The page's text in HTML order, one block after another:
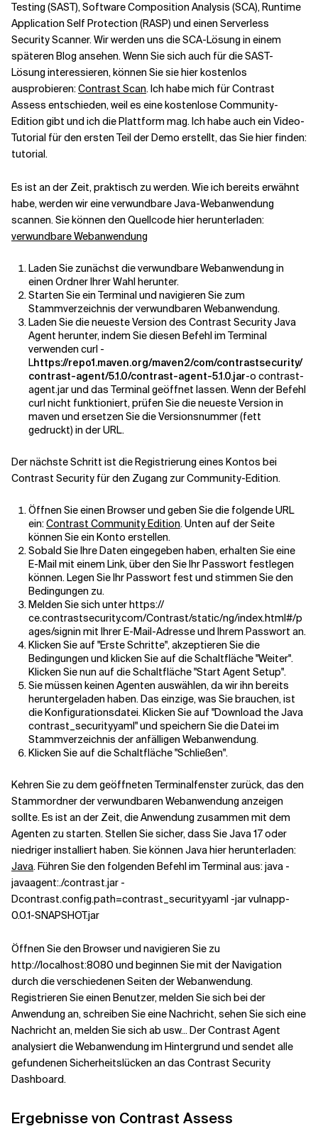
Testing (SAST), Software Composition Analysis (SCA), Runtime
Application Self Protection (RASP) und einen Serverless
Security Scanner. Wir werden uns die SCA-Lösung in einem
späteren Blog ansehen. Wenn Sie sich auch für die SAST-
Lösung interessieren, können Sie sie hier kostenlos
ausprobieren:Contrast Scan. Ich habe mich für Contrast
Assess entschieden, weil es eine kostenlose Community-
Edition gibt und ich die Plattform mag. Ich habe auch ein Video-
Tutorial für den ersten Teil der Demo erstellt, das Sie hier finden:
tutorial.
Es ist an der Zeit, praktisch zu werden. Wie ich bereits erwähnt
habe, werden wir eine verwundbare Java-Webanwendung
scannen. Sie können den Quellcode hier herunterladen:
verwundbare Webanwendung
Laden Sie zunächst die verwundbare Webanwendung in
einen Ordner Ihrer Wahl herunter.
Starten Sie ein Terminal und navigieren Sie zum
Stammverzeichnis der verwundbaren Webanwendung.
Laden Sie die neueste Version des Contrast Security Java
Agent herunter, indem Sie diesen Befehl im Terminal
verwenden curl -
Lhttps://repo1.maven.org/maven2/com/contrastsecurity/
contrast-agent/5.1.0/contrast-agent-5.1.0.jar-o contrast-
agent.jarund das Terminal geöffnet lassen.Wenn der Befehl
curl nicht funktioniert, prüfen Sie die neueste Version in
maven und ersetzen Sie die Versionsnummer (fett
gedruckt) in der URL.
Der nächste Schritt ist die Registrierung eines Kontos bei
Contrast Security für den Zugang zur Community-Edition.
Öffnen Sie einen Browser und geben Sie die folgende URL
ein:Contrast Community Edition. Unten auf der Seite
können Sie ein Konto erstellen.
Sobald Sie Ihre Daten eingegeben haben, erhalten Sie eine
E-Mail mit einem Link, über den Sie Ihr Passwort festlegen
können. Legen Sie Ihr Passwort fest und stimmen Sie den
Bedingungen zu.
Melden Sie sich unter https://
ce.contrastsecurity.com/Contrast/static/ng/index.html#/p
ages/signin mit Ihrer E-Mail-Adresse und Ihrem Passwort an.
Klicken Sie auf "Erste Schritte", akzeptieren Sie die
Bedingungen und klicken Sie auf die Schaltfläche "Weiter".
Klicken Sie nun auf die Schaltfläche "Start Agent Setup".
Sie müssen keinen Agenten auswählen, da wir ihn bereits
heruntergeladen haben. Das einzige, was Sie brauchen, ist
die Konfigurationsdatei. Klicken Sie auf "Download the Java
contrast_security.yaml" und speichern Sie die Datei im
Stammverzeichnis der anfälligen Webanwendung.
Klicken Sie auf die Schaltfläche "Schließen".
Kehren Sie zu dem geöffneten Terminalfenster zurück, das den
Stammordner der verwundbaren Webanwendung anzeigen
sollte. Es ist an der Zeit, die Anwendung zusammen mit dem
Agenten zu starten. Stellen Sie sicher, dass Sie Java 17 oder
niedriger installiert haben. Sie können Java hier herunterladen:
Java. Führen Sie den folgenden Befehl im Terminal aus: java -
javaagent:./contrast.jar -
Dcontrast.config.path=contrast_security.yaml -jar vulnapp-
0.0.1-SNAPSHOT.jar
Öffnen Sie den Browser und navigieren Sie zu
http://localhost:8080 und beginnen Sie mit der Navigation
durch die verschiedenen Seiten der Webanwendung.
Registrieren Sie einen Benutzer, melden Sie sich bei der
Anwendung an, schreiben Sie eine Nachricht, sehen Sie sich eine
Nachricht an, melden Sie sich ab usw... Der Contrast Agent
analysiert die Webanwendung im Hintergrund und sendet alle
gefundenen Sicherheitslücken an das Contrast Security
Dashboard.
Ergebnisse von Contrast Assess